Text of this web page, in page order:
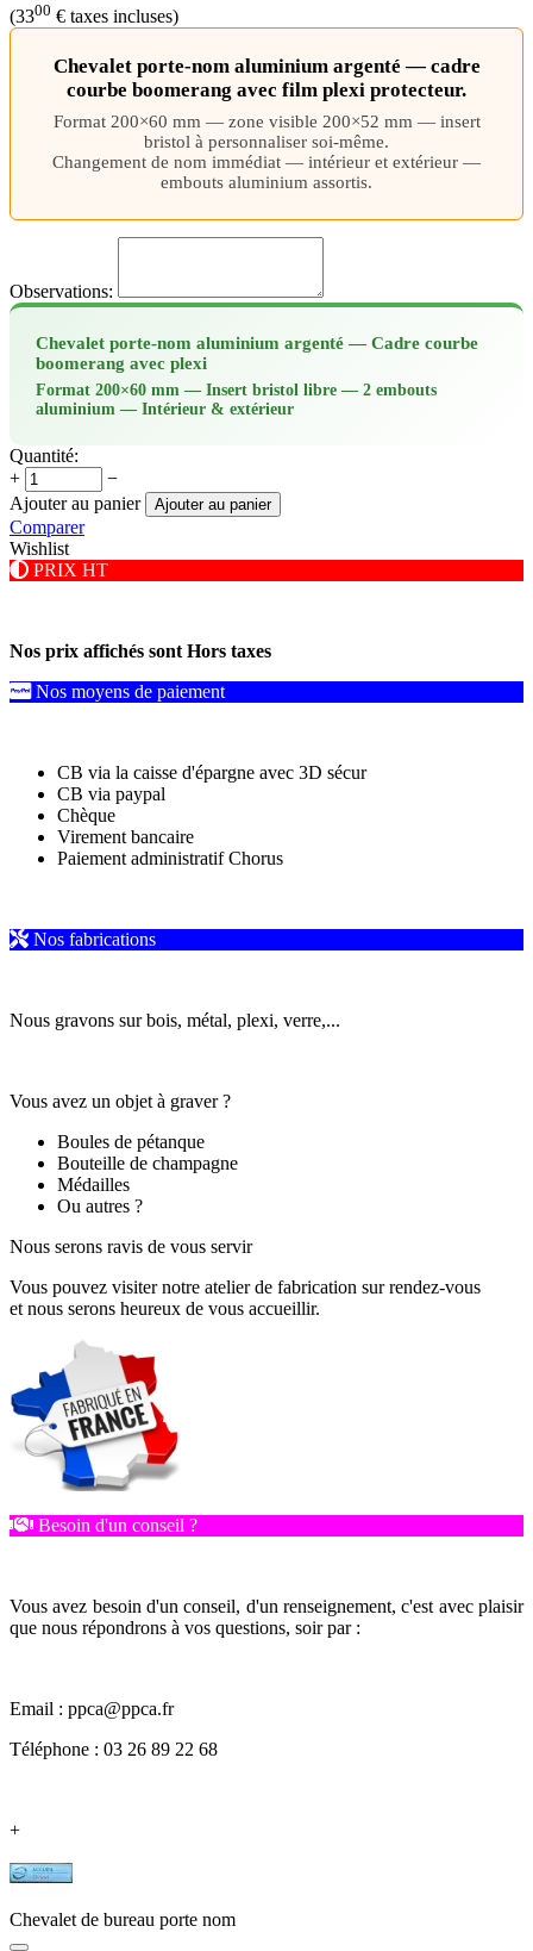
(3300 € taxes incluses)
Chevalet porte-nom aluminium argenté — cadre
courbe boomerang avec film plexi protecteur.
Format 200×60 mm — zone visible 200×52 mm — insert
bristol à personnaliser soi-même.
Changement de nom immédiat — intérieur et extérieur —
embouts aluminium assortis.
Observations:
Chevalet porte-nom aluminium argenté — Cadre courbe
boomerang avec plexi
Format 200×60 mm — Insert bristol libre — 2 embouts
aluminium — Intérieur & extérieur
Quantité:
+
−
Ajouter au panier
Ajouter au panier
Comparer
Wishlist
PRIX HT
Nos prix affichés sont Hors taxes
Nos moyens de paiement
CB via la caisse d'épargne avec 3D sécur
CB via paypal
Chèque
Virement bancaire
Paiement administratif Chorus
Nos fabrications
Nous gravons sur bois, métal, plexi, verre,...
Vous avez un objet à graver ?
Boules de pétanque
Bouteille de champagne
Médailles
Ou autres ?
Nous serons ravis de vous servir
Vous pouvez visiter notre atelier de fabrication sur rendez-vous
et nous serons heureux de vous accueillir.
Besoin d'un conseil ?
Vous avez besoin d'un conseil, d'un renseignement, c'est avec plaisir
que nous répondrons à vos questions, soir par :
Email : ppca@ppca.fr
Téléphone : 03 26 89 22 68
+
Chevalet de bureau porte nom